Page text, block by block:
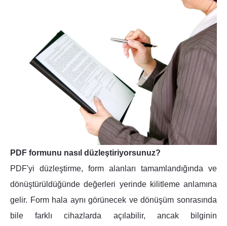
PDF formunu nasıl düzleştiriyorsunuz?
PDF'yi düzleştirme, form alanları tamamlandığında ve
dönüştürüldüğünde değerleri yerinde kilitleme anlamına
gelir. Form hala aynı görünecek ve dönüşüm sonrasında
bile farklı cihazlarda açılabilir, ancak bilginin